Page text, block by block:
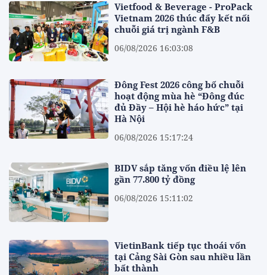
Vietfood & Beverage - ProPack
Vietnam 2026 thúc đẩy kết nối
chuỗi giá trị ngành F&B
06/08/2026 16:03:08
Đông Fest 2026 công bố chuỗi
hoạt động mùa hè “Đông đúc
đủ Đầy – Hội hè háo hức” tại
Hà Nội
06/08/2026 15:17:24
BIDV sắp tăng vốn điều lệ lên
gần 77.800 tỷ đồng
06/08/2026 15:11:02
VietinBank tiếp tục thoái vốn
tại Cảng Sài Gòn sau nhiều lần
bất thành